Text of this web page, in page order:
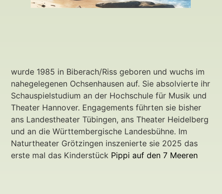
wurde 1985 in Biberach/Riss geboren und wuchs im
nahegelegenen Ochsenhausen auf. Sie absolvierte ihr
Schauspielstudium an der Hochschule für Musik und
Theater Hannover. Engagements führten sie bisher
ans Landestheater Tübingen, ans Theater Heidelberg
und an die Württembergische Landesbühne. Im
Naturtheater Grötzingen inszenierte sie 2025 das
erste mal das Kinderstück Pippi auf den 7 Meeren